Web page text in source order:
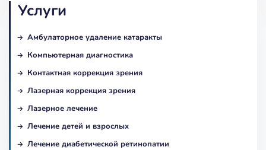
Услуги
Амбулаторное удаление катаракты
Компьютерная диагностика
Контактная коррекция зрения
Лазерная коррекция зрения
Лазерное лечение
Лечение детей и взрослых
Лечение диабетической ретинопатии